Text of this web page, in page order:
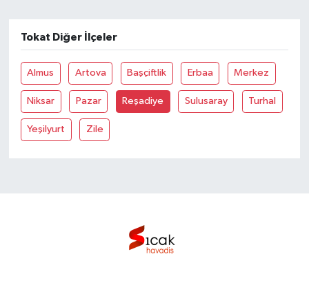
Tokat Diğer İlçeler
Almus Artova Başçiftlik Erbaa Merkez
Niksar Pazar Reşadiye Sulusaray Turhal
Yeşilyurt Zile